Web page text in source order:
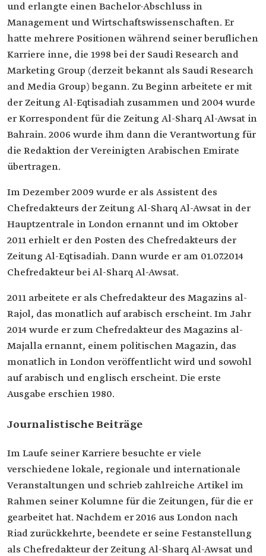
Qualifikationen
Wirtschaftswissenschaften Frühere Positionen
und erlangte einen Bachelor-Abschluss in
Management und Wirtschaftswissenschaften. Er
hatte mehrere Positionen während seiner beruflichen
Karriere inne, die 1998 bei der Saudi Research and
Marketing Group (derzeit bekannt als Saudi Research
and Media Group) begann. Zu Beginn arbeitete er mit
der Zeitung Al-Eqtisadiah zusammen und 2004 wurde
er Korrespondent für die Zeitung Al-Sharq Al-Awsat in
Bahrain. 2006 wurde ihm dann die Verantwortung für
die Redaktion der Vereinigten Arabischen Emirate
übertragen.
Im Dezember 2009 wurde er als Assistent des
Chefredakteurs der Zeitung Al-Sharq Al-Awsat in der
Hauptzentrale in London ernannt und im Oktober
2011 erhielt er den Posten des Chefredakteurs der
Zeitung Al-Eqtisadiah. Dann wurde er am 01.07.2014
Chefredakteur bei Al-Sharq Al-Awsat.
2011 arbeitete er als Chefredakteur des Magazins al-
Rajol, das monatlich auf arabisch erscheint. Im Jahr
2014 wurde er zum Chefredakteur des Magazins al-
Majalla ernannt, einem politischen Magazin, das
monatlich in London veröffentlicht wird und sowohl
auf arabisch und englisch erscheint. Die erste
Ausgabe erschien 1980.
Journalistische Beiträge
Im Laufe seiner Karriere besuchte er viele
verschiedene lokale, regionale und internationale
Veranstaltungen und schrieb zahlreiche Artikel im
Rahmen seiner Kolumne für die Zeitungen, für die er
gearbeitet hat. Nachdem er 2016 aus London nach
Riad zurückkehrte, beendete er seine Festanstellung
als Chefredakteur der Zeitung Al-Sharq Al-Awsat und